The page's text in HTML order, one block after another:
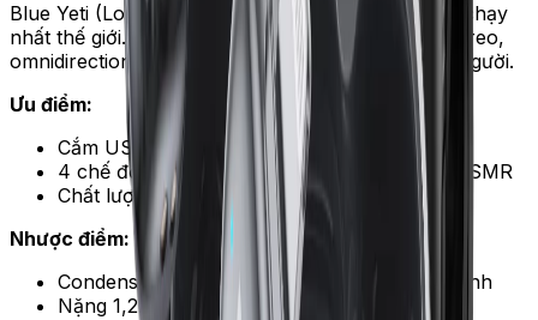
Blue Yeti (Logitech) là micro USB condenser bán chạy
nhất thế giới. Có 4 chế độ thu — cardioid solo, stereo,
omnidirectional và bidirectional cho phỏng vấn 2 người.
Ưu điểm:
Cắm USB là chạy, không cần audio interface
4 chế độ thu — linh hoạt solo, phỏng vấn, ASMR
Chất lượng âm tốt, giọng ấm
Nhược điểm:
Condenser bắt tiếng nền — cần phòng yên tĩnh
Nặng 1,2kg — cần arm boom chắc